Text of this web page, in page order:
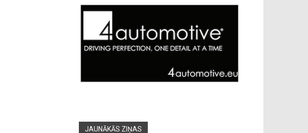
JAUNĀKĀS ZIŅAS